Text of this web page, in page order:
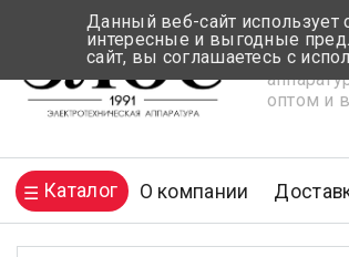
оптом и
Каталог О компании
Данный веб-сайт использует
интересные и выгодные
сайт, вы соглашаетесь с